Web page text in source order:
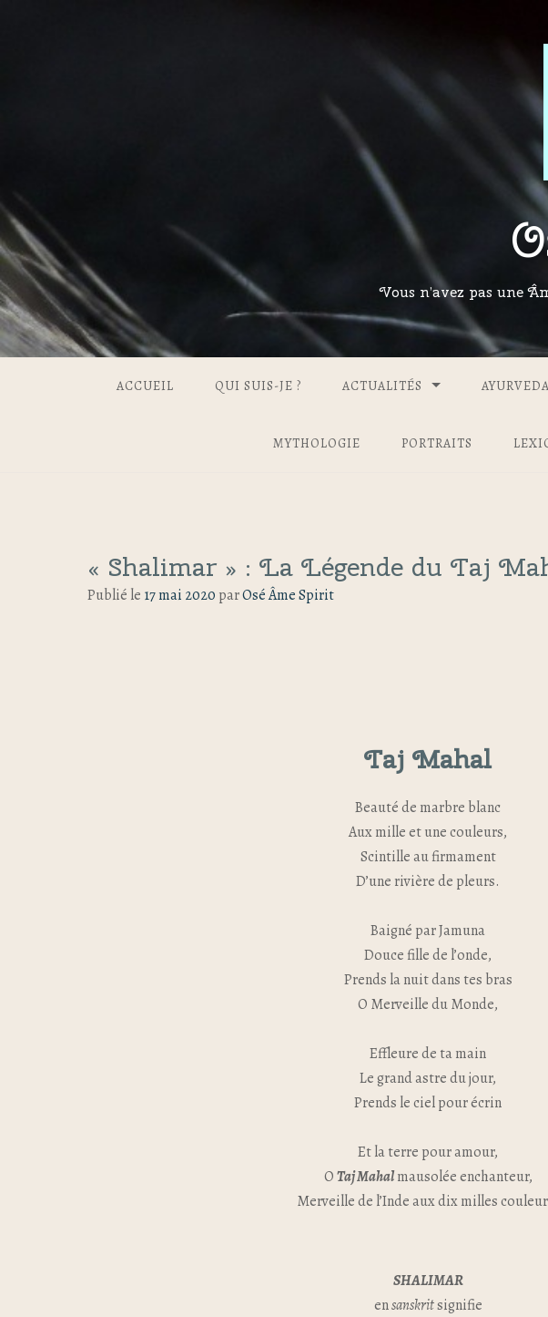
Vous n’avez pas une
ACCUEIL QUI SUIS-JE ? ACTUALITÉS
MYTHOLOGIE PORTRAITS
« Shalimar » : La Légende du Taj
Publié le 17 mai 2020 parOsé Âme Spirit
Taj Mahal
Beauté de marbre blanc
Aux mille et une couleurs,
Scintille au firmament
D’une rivière de pleurs.
Baigné par Jamuna
Douce fille de l’onde,
Prends la nuit dans tes bras
O Merveille du Monde,
Effleure de ta main
Le grand astre du jour,
Prends le ciel pour écrin
Et la terre pour amour,
OTaj Mahalmausolée enchanteur,
Merveille de l’Inde aux dix milles
SHALIMAR
ensanskritsignifie